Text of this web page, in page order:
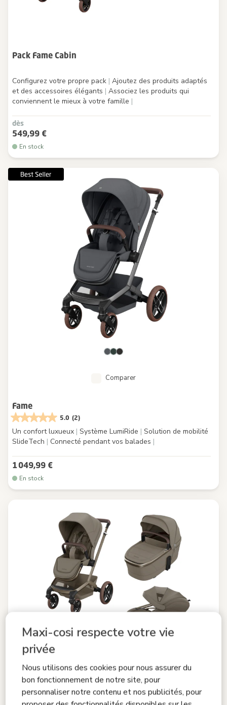
Maxi-cosi respecte votre vie
privée
Nous utilisons des cookies pour nous assurer du
bon fonctionnement de notre site, pour
personnaliser notre contenu et nos publicités, pour
Pack Fame Cabin
Configurez votre propre pack | Ajoutez des produits adaptés
et des accessoires élégants | Associez les produits qui
conviennent le mieux à votre famille |
dès
549,99 €
En stock
Comparer
Fame
5.0 (2)
Un confort luxueux | Système LumiRide | Solution de mobilité
SlideTech | Connecté pendant vos balades |
1 049,99 €
En stock